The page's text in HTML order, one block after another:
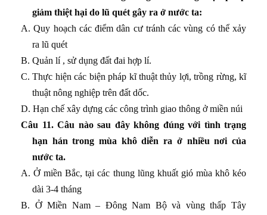
giảm thiệt hại do lũ quét gây ra ở nước ta:
A. Quy hoạch các điểm dân cư tránh các vùng có thể xảy
ra lũ quét
B. Quản lí , sử dụng đất đai hợp lí.
C. Thực hiện các biện pháp kĩ thuật thủy lợi, trồng rừng, kĩ
thuật nông nghiệp trên đất dốc.
D. Hạn chế xây dựng các công trình giao thông ở miền núi
Câu 11. Câu nào sau đây không đúng với tình trạng
hạn hán trong mùa khô diễn ra ở nhiều nơi của
nước ta.
A. Ở miền Bắc, tại các thung lũng khuất gió mùa khô kéo
dài 3-4 tháng
B. Ở Miền Nam – Đông Nam Bộ và vùng thấp Tây